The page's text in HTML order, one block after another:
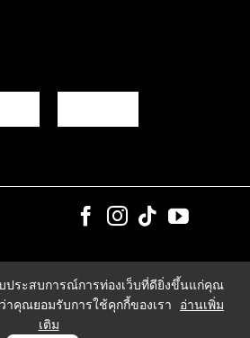
ประสบการณ์การท่องเว็บที่ดียิ่งขึ้นแก่คุณ
าคุณยอมรับการใช้คุกกี้ของเรา
อ่านเพิ่ม
เติม